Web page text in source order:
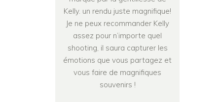
Kelly. un rendu juste magnifique!
Je ne peux recommander Kelly
assez pour n’importe quel
shooting, il saura capturer les
émotions que vous partagez et
vous faire de magnifiques
souvenirs !